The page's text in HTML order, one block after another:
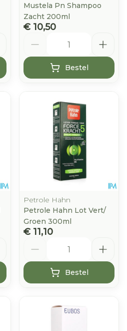
Mustela Pn Shampoo
Zacht 200ml
€ 10,50
Bestel
Petrole Hahn
Petrole Hahn Lot Vert/
Groen 300ml
€ 11,10
Bestel